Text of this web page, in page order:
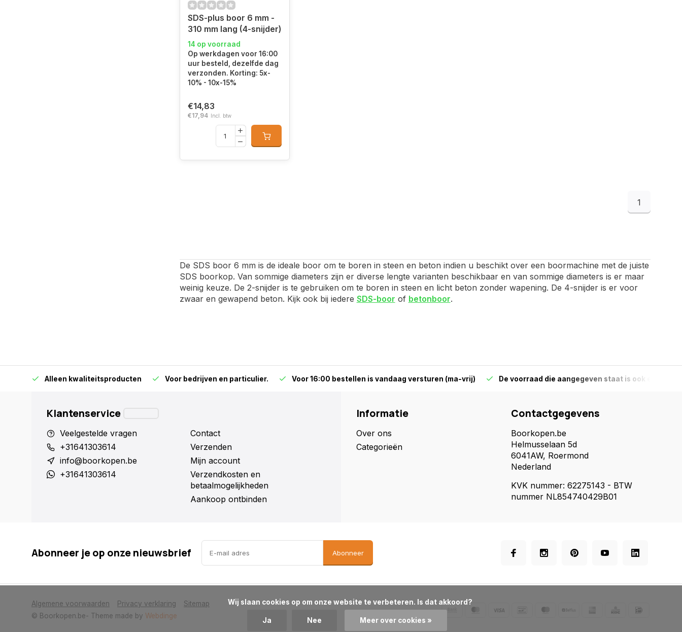
SDS-plus boor 6 mm -
310 mm lang (4-snijder)
14 op voorraad
Op werkdagen voor 16:00
uur besteld, dezelfde dag
verzonden. Korting: 5x-
10% - 10x-15%
€14,83
€17,94 Incl. btw
1
De SDS boor 6 mm is de ideale boor om te boren in steen en beton indien u beschikt over een boormachine met de juiste
SDS boorkop. Van sommige diameters zijn er diverse lengte varianten beschikbaar en van sommige diameters is er maar
weinig keuze. De 2-snijder is te gebruiken om te boren in steen en licht beton zonder wapening. De 4-snijder is er voor
zwaar en gewapend beton. Kijk ook bij iedere SDS-boor of betonboor.
Alleen kwaliteitsproducten Voor bedrijven en particulier. Voor 16:00 bestellen is vandaag versturen (ma-vrij) De voorraad die aangegeven staat is ook echt op
Klantenservice
Veelgestelde vragen
+31641303614
info@boorkopen.be
+31641303614
Contact
Verzenden
Mijn account
Verzendkosten en
betaalmogelijkheden
Aankoop ontbinden
Informatie
Over ons
Categorieën
Contactgegevens
Boorkopen.be
Helmusselaan 5d
6041AW, Roermond
Nederland
KVK nummer: 62275143 - BTW
nummer NL854740429B01
Abonneer je op onze nieuwsbrief Abonneer
Algemene voorwaarden Privacy verklaring
Sitemap
© Boorkopen.be- Theme made by Webdinge
Ja Nee Meer over cookies »